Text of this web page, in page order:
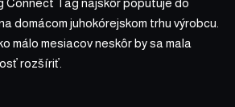
domácom juhokórejskom trhu výrobcu.
málo mesiacov neskôr by sa mala
rozšíriť.